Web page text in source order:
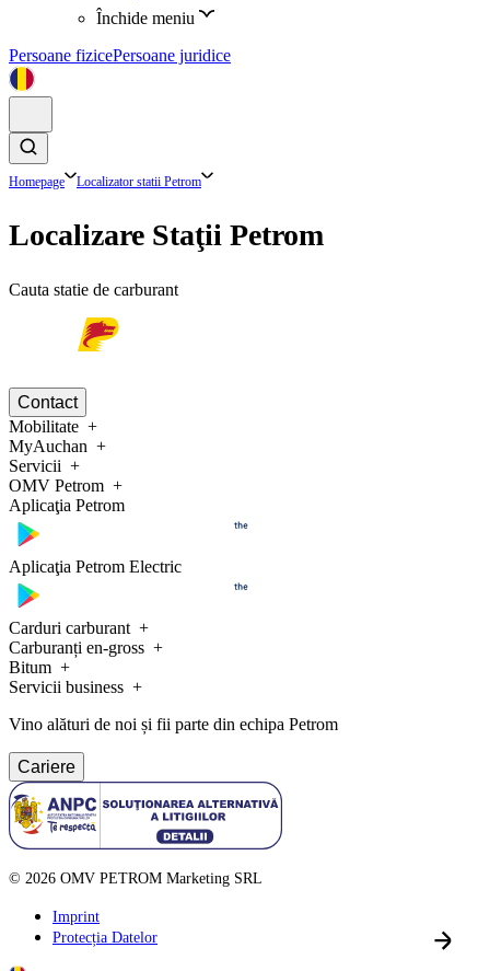
Închide meniu
Persoane fizicePersoane juridice
Homepage Localizator statii Petrom
Localizare Staţii Petrom
Cauta statie de carburant
Contact
Mobilitate
MyAuchan
Servicii
OMV Petrom
Aplicaţia Petrom
Aplicaţia Petrom Electric
Carduri carburant
Carburanți en-gross
Bitum
Servicii business
Vino alături de noi și fii parte din echipa Petrom
Cariere
© 2026 OMV PETROM Marketing SRL
Imprint
Protecția Datelor